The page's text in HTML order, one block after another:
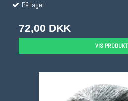
På lager
72,00 DKK
VIS PRODUKT